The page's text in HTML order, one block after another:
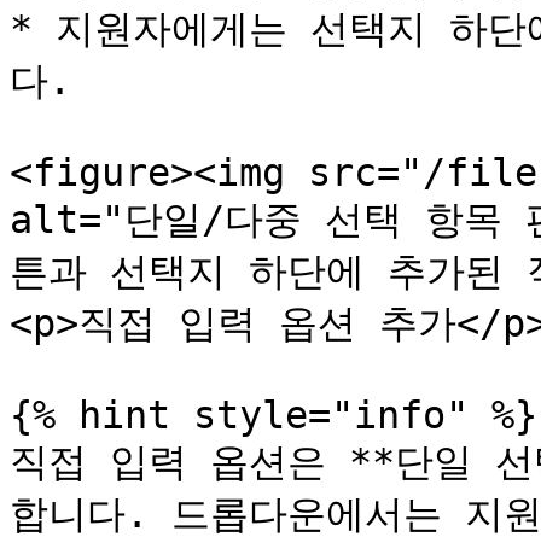
* 지원자에게는 선택지 하
다.
<figure><img src="/files/
alt="단일/다중 선택 항목
튼과 선택지 하단에 추가
<p>직접 입력 옵션 추가
{% hint style="info" %}
직접 입력 옵션은 **단일
합니다. 드롭다운에서는 지